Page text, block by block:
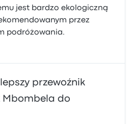
jest bardzo ekologiczną
przez
podróżowania.
przewoźnik
Mbombela do